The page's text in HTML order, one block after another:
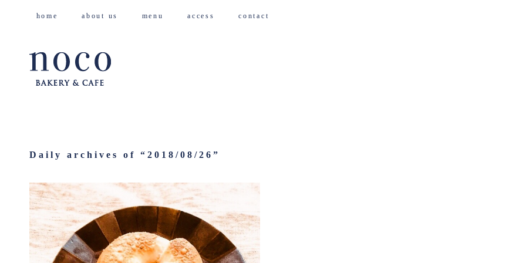
home about us menu access contact
Daily archives of “ 2018/08/26 ”
2018/08/26